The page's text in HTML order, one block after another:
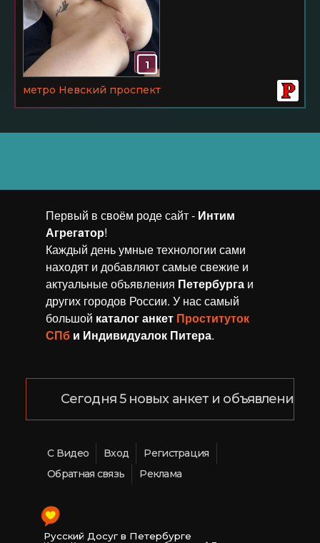
1
метро Невский проспект
Первый в своём роде сайт - Интим
Агрегaтор!
Каждый день умные технологии сами
находят и добавляют самые свежие и
актуальные объявления Петербурга и
других городов России. У нас самый
большой каталог анкет Проституток
СПб и Индивидуалок Питера.
Сегодня 5 новых анкет и объявлений!
С Видео Вход
Регистрация
Обратная связь
Реклама